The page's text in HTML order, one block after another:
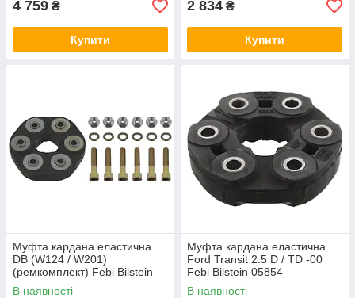
4 759 ₴
Купити
2 834 ₴
Купити
Муфта кардана еластична
DB (W124 / W201)
(ремкомплект) Febi Bilstein
03909
В наявності
Муфта кардана еластична
Ford Transit 2.5 D / TD -00
Febi Bilstein 05854
В наявності